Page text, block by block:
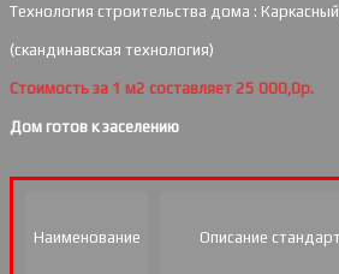
Технология строительства дома :
(скандинавская технология)
Стоимость за 1 м2 составляет 25 000,0р.
Дом готов к заселению
Наименование Описание